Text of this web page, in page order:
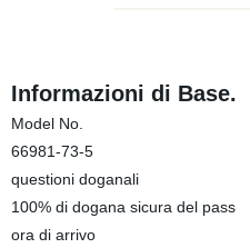
Informazioni di Base.
Model No.
66981-73-5
questioni doganali
100% di dogana sicura del pass
ora di arrivo